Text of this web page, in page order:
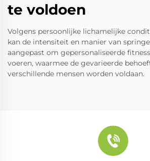
te voldoen
Volgens persoonlijke lichamelijke
kan de intensiteit en manier van
aangepast om gepersonaliseerde
voeren, waarmee de gevarieerde
verschillende mensen worden voldaan.